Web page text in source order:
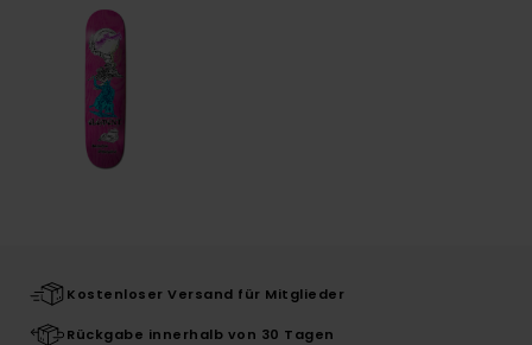
Kostenloser Versand für Mitglieder
Rückgabe innerhalb von 30 Tagen